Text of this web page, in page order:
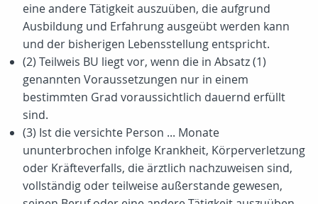
eine andere Tätigkeit auszuüben, die aufgrund
Ausbildung und Erfahrung ausgeübt werden kann
und der bisherigen Lebensstellung entspricht.
(2) Teilweis BU liegt vor, wenn die in Absatz (1)
genannten Voraussetzungen nur in einem
bestimmten Grad voraussichtlich dauernd erfüllt
sind.
(3) Ist die versichte Person ... Monate
ununterbrochen infolge Krankheit, Körperverletzung
oder Kräfteverfalls, die ärztlich nachzuweisen sind,
vollständig oder teilweise außerstande gewesen,